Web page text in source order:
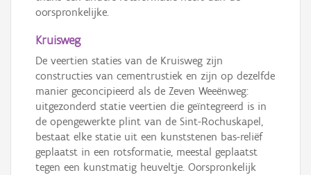
oorspronkelijke.
Kruisweg
De veertien staties van de Kruisweg zijn
constructies van cementrustiek en zijn op dezelfde
manier geconcipieerd als de Zeven Weeënweg:
uitgezonderd statie veertien die geïntegreerd is in
de opengewerkte plint van de Sint-Rochuskapel,
bestaat elke statie uit een kunststenen bas-reliëf
geplaatst in een rotsformatie, meestal geplaatst
tegen een kunstmatig heuveltje. Oorspronkelijk